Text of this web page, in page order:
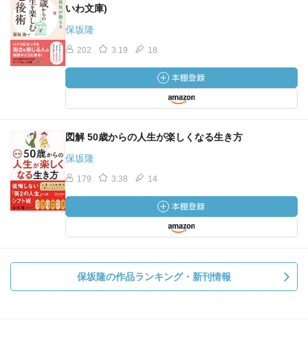
いわ文庫)
保坂隆
202 3.19 18
図解 50歳からの人生が楽しくなる生き方
保坂隆
179 3.38 14
保坂隆の作品ランキング・新刊情報